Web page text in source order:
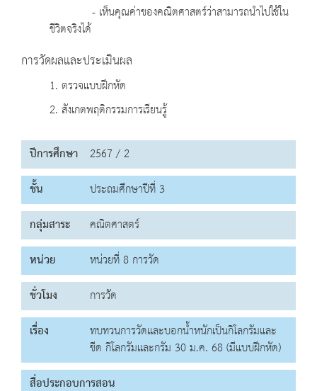
- เห็นคุณค่าของคณิตศาสตร์ว่าสามารถนำไปใช้ใน
ชีวิตจริงได้
การวัดผลและประเมินผล
1. ตรวจแบบฝึกหัด
2. สังเกตพฤติกรรมการเรียนรู้
ปีการศึกษา 2567 / 2
ชั้น
ประถมศึกษาปีที่ 3
กลุ่มสาระ
คณิตศาสตร์
หน่วย
หน่วยที่ 8 การวัด
ชั่วโมง
การวัด
เรื่อง
ทบทวนการวัดและบอกน้ำหนักเป็นกิโลกรัมและ
ขีด กิโลกรัมและกรัม 30 ม.ค. 68 (มีแบบฝึกหัด)
สื่อประกอบการสอน